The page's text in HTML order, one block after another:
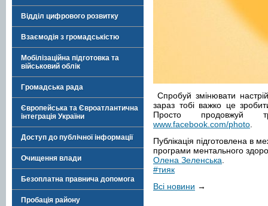
Відділ цифрового розвитку
Взаємодія з громадськістю
Мобілізаційна підготовка та
військовий облік
Громадська рада
Європейська та Євроатлантична
інтеграція України
Доступ до публічної інформації
Очищення влади
Безоплатна правнича допомога
Пробація району
Спробуй змінювати
зараз тобі важко це
Просто продовжуй
www.facebook.com/photo
Публікація підготовлена в
програми ментального
Олена Зеленська
#тияк
Всі новини →